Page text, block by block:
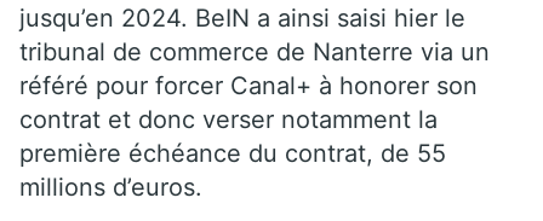
jusqu’en 2024. BeIN a ainsi saisi hier le
tribunal de commerce de Nanterre via un
référé pour forcer Canal+ à honorer son
contrat et donc verser notamment la
première échéance du contrat, de 55
millions d’euros.